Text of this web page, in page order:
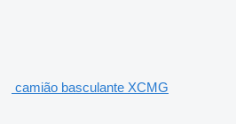
camião basculante XCMG